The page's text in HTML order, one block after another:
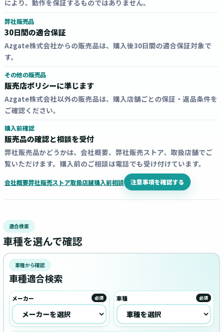
により、動作を保証するものではありません。
弊社販売品
30日間の適合保証
Azgate株式会社からの販売品は、購入後30日間の適合保証対象で
す。
その他の販売品
販売店ポリシーに準じます
Azgate株式会社以外の販売品は、購入店舗ごとの保証・返品条件を
ご確認ください。
購入前確認
販売品の確認と相談を受付
弊社販売品かどうかは、会社概要、弊社販売ストア、取扱店舗でご
覧いただけます。購入前のご相談は電話でも受け付けています。
会社概要弊社販売ストア取扱店舗購入前相談 注意事項を確認する
適合検索
車種を選んで確認
車種から確認
車種適合検索
メーカー 必須 車種 必須